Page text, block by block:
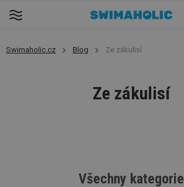
Swimaholic.cz Blog Ze zákulisí
Ze zákulisí
Všechny kategorie